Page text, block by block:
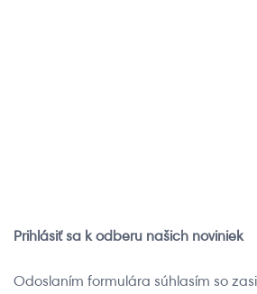
Prihlásiť sa k odberu našich noviniek
Odoslaním formulára súhlasím so